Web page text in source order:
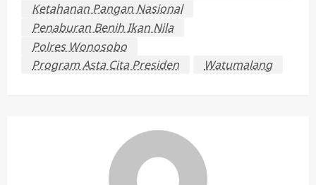
Ketahanan Pangan Nasional
Penaburan Benih Ikan Nila
Polres Wonosobo
Program Asta Cita Presiden
Watumalang